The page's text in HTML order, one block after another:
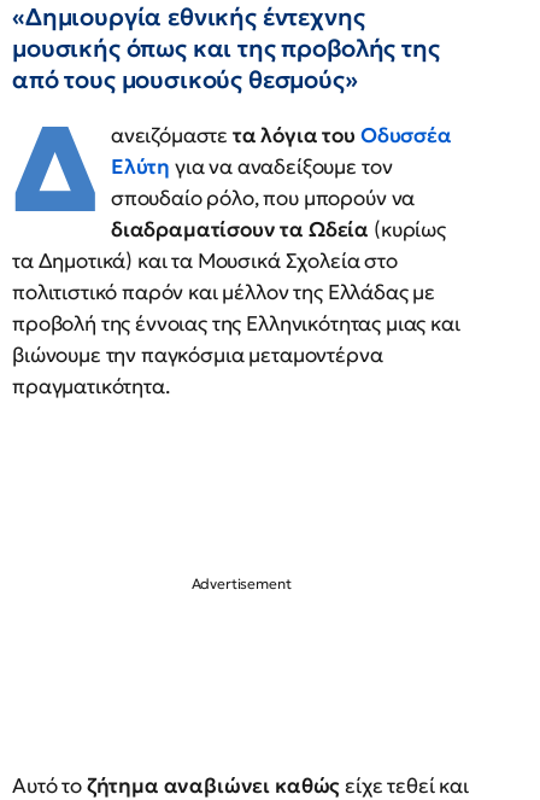
«Δημιουργία εθνικής έντεχνης
μουσικής όπως και της προβολής της
από τους μουσικούς θεσμούς»
Δ ανειζόμαστε τα λόγια του Οδυσσέα
Ελύτη για να αναδείξουμε τον
σπουδαίο ρόλο, που μπορούν να
διαδραματίσουν τα Ωδεία (κυρίως
τα Δημοτικά) και τα Μουσικά Σχολεία στο
πολιτιστικό παρόν και μέλλον της Ελλάδας με
προβολή της έννοιας της Ελληνικότητας μιας και
βιώνουμε την παγκόσμια μεταμοντέρνα
πραγματικότητα.
Αυτό τοζήτημα αναβιώνει καθώςείχε τεθεί και